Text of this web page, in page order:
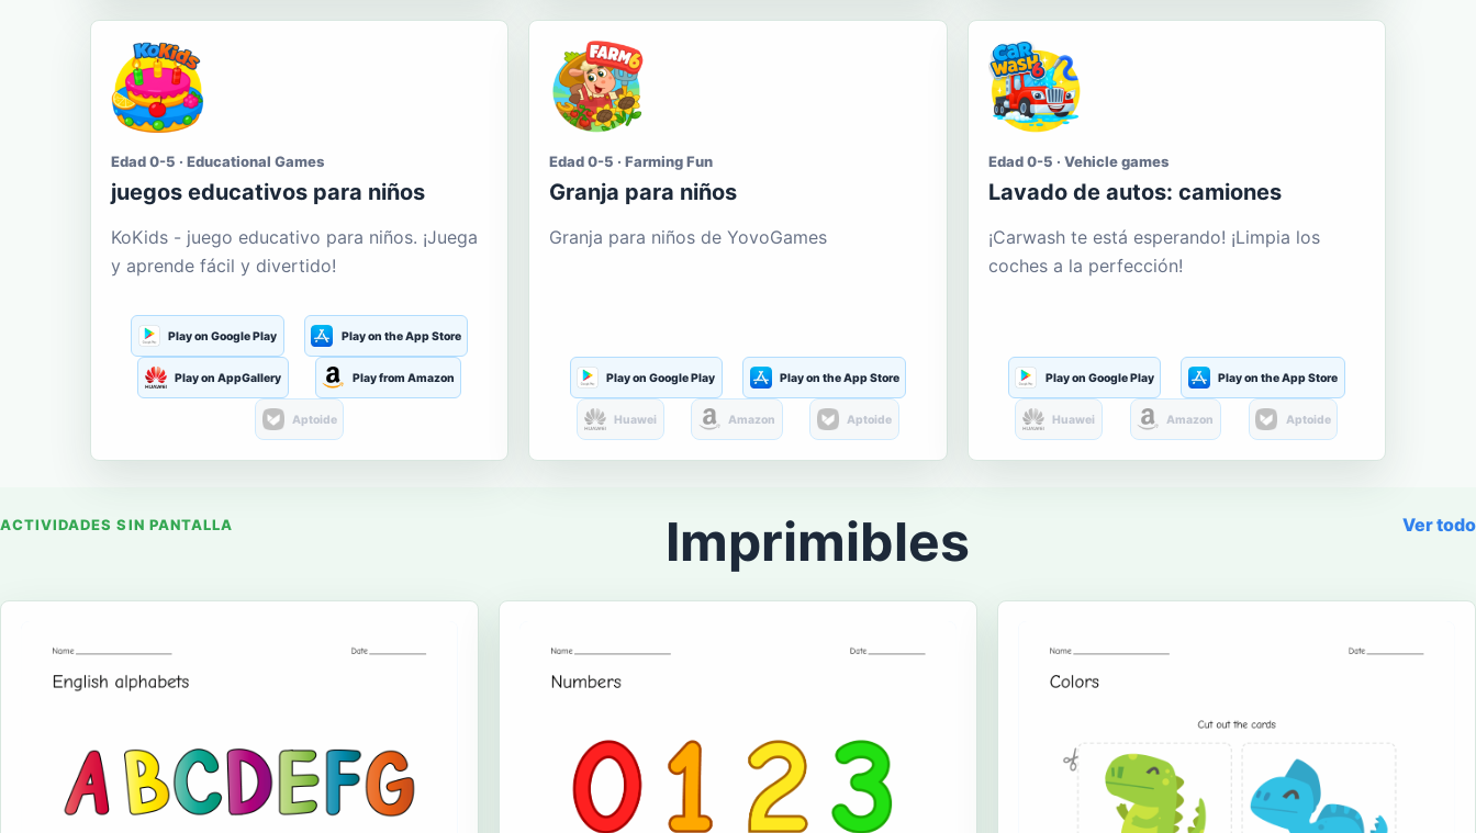
Edad 0-5 · Educational Games
juegos educativos para niños
KoKids - juego educativo para niños. ¡Juega
y aprende fácil y divertido!
Play on Google Play Play on the App Store
Play on AppGallery Play from Amazon
Aptoide
Edad 0-5 · Farming Fun
Granja para niños
Granja para niños de YovoGames
Play on Google Play Play on the App Store
Huawei Amazon Aptoide
Edad 0-5 · Vehicle games
Lavado de autos: camiones
¡Carwash te está esperando! ¡Limpia los
coches a la perfección!
Play on Google Play Play on the App Store
Huawei Amazon Aptoide
ACTIVIDADES SIN PANTALLA Imprimibles Ver todo